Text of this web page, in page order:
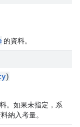
的資料。
)
。如果未指定，系
納入考量。